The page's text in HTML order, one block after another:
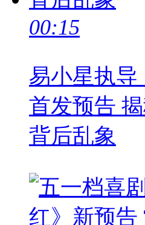
00:15
易小星执导
首发预告
背后乱象